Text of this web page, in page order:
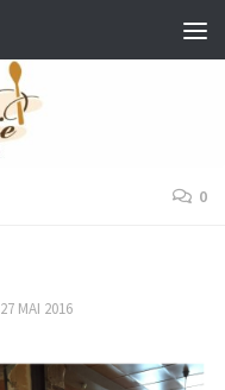
0
27 MAI 2016